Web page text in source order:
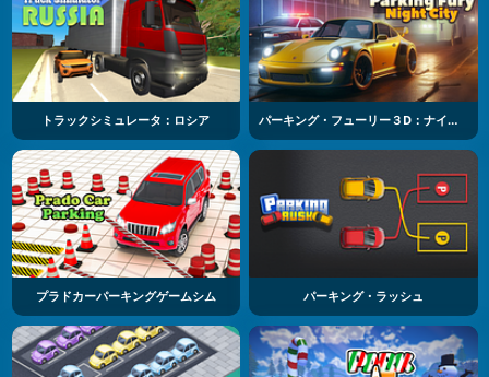
トラックシミュレータ：ロシア パーキング・フューリー３D：ナイトシティ
プラドカーパーキングゲームシム パーキング・ラッシュ